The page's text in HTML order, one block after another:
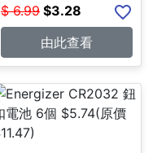
$ 6.99 $3.28
由此查看